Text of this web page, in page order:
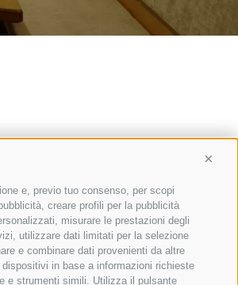
e, previo tuo consenso, per scopi
creare profili per la pubblicità
misurare le prestazioni degli
utilizzare dati limitati per la selezione
e combinare dati provenienti da altre
in base a informazioni richieste
e strumenti simili. Utilizza il pulsante